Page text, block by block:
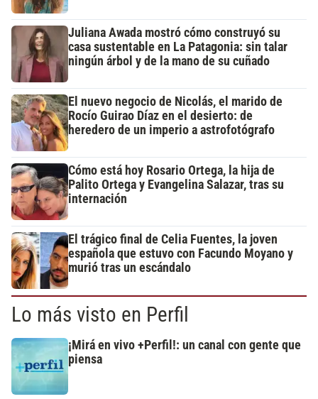
Juliana Awada mostró cómo construyó su
casa sustentable en La Patagonia: sin talar
ningún árbol y de la mano de su cuñado
El nuevo negocio de Nicolás, el marido de
Rocío Guirao Díaz en el desierto: de
heredero de un imperio a astrofotógrafo
Cómo está hoy Rosario Ortega, la hija de
Palito Ortega y Evangelina Salazar, tras su
internación
El trágico final de Celia Fuentes, la joven
española que estuvo con Facundo Moyano y
murió tras un escándalo
Lo más visto en Perfil
¡Mirá en vivo +Perfil!: un canal con gente que
piensa